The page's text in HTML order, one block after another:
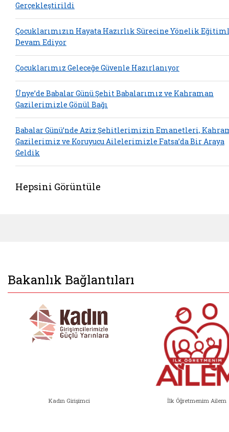
Gerçekleştirildi
Çocuklarımızın Hayata Hazırlık Sürecine Yönelik
Devam Ediyor
Çocuklarımız Geleceğe Güvenle Hazırlanıyor
Ünye’de Babalar Günü Şehit Babalarımız ve Kahraman
Gazilerimizle Gönül Bağı
Babalar Günü’nde Aziz Şehitlerimizin Emanetleri,
Gazilerimiz ve Koruyucu Ailelerimizle Fatsa’da Bir Araya
Geldik
Hepsini Görüntüle
Bakanlık Bağlantıları
Kadın Girişimci İlk Öğretmenim Ailem